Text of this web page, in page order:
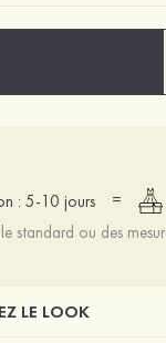
: 5-10 jours
=
standard ou des
LE LOOK